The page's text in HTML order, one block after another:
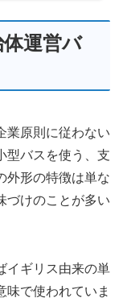
運営バ
業原則に従わない
型バスを使う、支
外形の特徴は単な
づけのことが多い
イギリス由来の単
味で使われていま